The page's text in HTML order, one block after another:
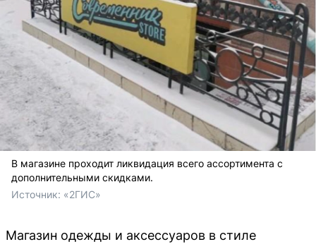
В магазине проходит ликвидация всего ассортимента с
дополнительными скидками.
Источник: «2ГИС»
Магазин одежды и аксессуаров в стиле